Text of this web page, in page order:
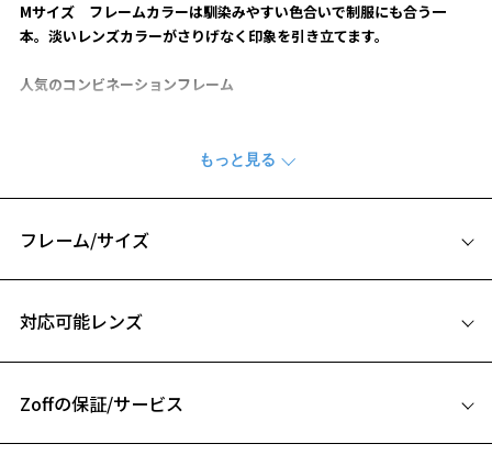
Mサイズ フレームカラーは馴染みやすい色合いで制服にも合う一
本。淡いレンズカラーがさりげなく印象を引き立てます。
人気のコンビネーションフレーム
こなれ感のあるコンビフレーム。
細めのフロントと太めのテンプルがシックで落ち着いた印象に。
フロントのメタルパーツがアクセントをプラスします。
男女問わずお使いいただけます。
【スタイリングポイント】
トレンド感たっぷりなフレームはONするだ
や伊達メガネにもおすすめ。
Zoff | 女子聖学院 ページをみる
フレーム/サイズ
B ブリッジ(鼻部分)の横幅：20mm
対応可能レンズ
フレームとレンズの合計料金を知りたい方へ
Zoffの保証/サービス